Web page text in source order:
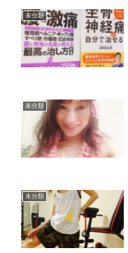
未分類
未分類
未分類